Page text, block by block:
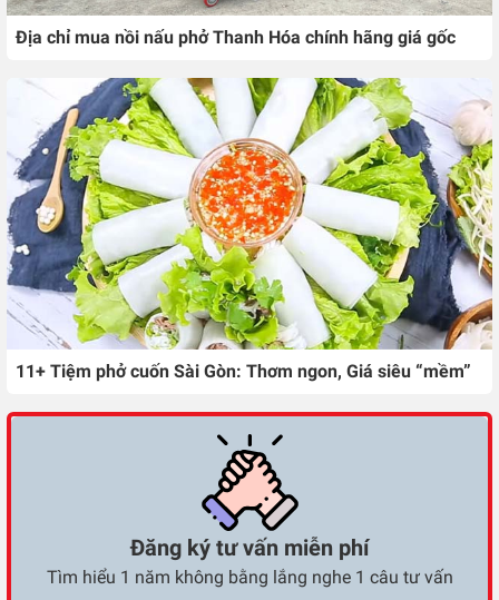
Địa chỉ mua nồi nấu phở Thanh Hóa chính hãng giá gốc
11+ Tiệm phở cuốn Sài Gòn: Thơm ngon, Giá siêu “mềm”
Đăng ký tư vấn miễn phí
Tìm hiểu 1 năm không bằng lắng nghe 1 câu tư vấn